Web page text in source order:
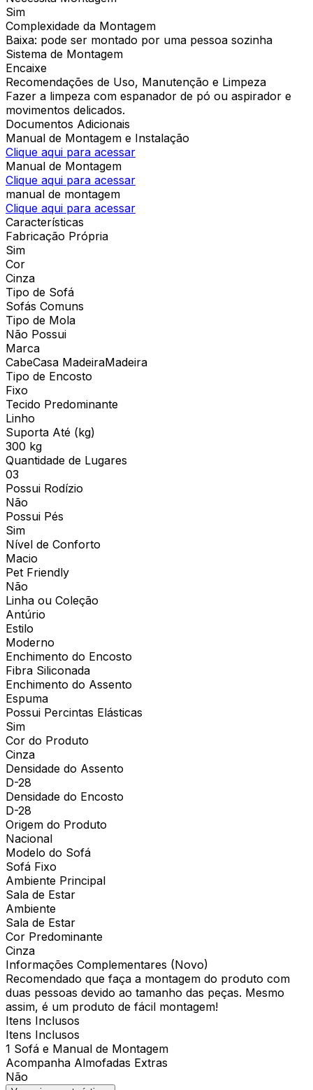
Sim
Complexidade da Montagem
Baixa: pode ser montado por uma pessoa sozinha
Sistema de Montagem
Encaixe
Recomendações de Uso, Manutenção e Limpeza
Fazer a limpeza com espanador de pó ou aspirador e
movimentos delicados.
Documentos Adicionais
Manual de Montagem e Instalação
Clique aqui para acessar
Manual de Montagem
Clique aqui para acessar
manual de montagem
Clique aqui para acessar
Características
Fabricação Própria
Sim
Cor
Cinza
Tipo de Sofá
Sofás Comuns
Tipo de Mola
Não Possui
Marca
CabeCasa MadeiraMadeira
Tipo de Encosto
Fixo
Tecido Predominante
Linho
Suporta Até (kg)
300 kg
Quantidade de Lugares
03
Possui Rodízio
Não
Possui Pés
Sim
Nível de Conforto
Macio
Pet Friendly
Não
Linha ou Coleção
Antúrio
Estilo
Moderno
Enchimento do Encosto
Fibra Siliconada
Enchimento do Assento
Espuma
Possui Percintas Elásticas
Sim
Cor do Produto
Cinza
Densidade do Assento
D-28
Densidade do Encosto
D-28
Origem do Produto
Nacional
Modelo do Sofá
Sofá Fixo
Ambiente Principal
Sala de Estar
Ambiente
Sala de Estar
Cor Predominante
Cinza
Informações Complementares (Novo)
Recomendado que faça a montagem do produto com
duas pessoas devido ao tamanho das peças. Mesmo
assim, é um produto de fácil montagem!
Itens Inclusos
Itens Inclusos
1 Sofá e Manual de Montagem
Acompanha Almofadas Extras
Não